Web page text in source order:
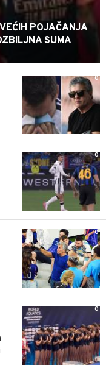
POJAČANJA
SUMA
0
0
0
0